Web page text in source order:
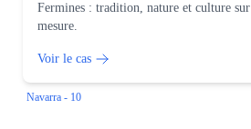
Fermines : tradition, nature et culture
mesure.
Voir le cas
Navarra - 10